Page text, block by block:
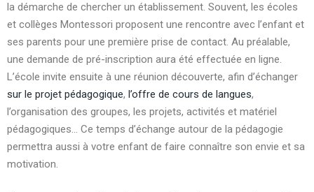
la démarche de chercher un établissement. Souvent, les écoles
et collèges Montessori proposent une rencontre avec l’enfant et
ses parents pour une première prise de contact. Au préalable,
une demande de pré-inscription aura été effectuée en ligne.
L’école invite ensuite à une réunion découverte, afin d’échanger
sur le projet pédagogique, l’offre de cours de langues,
l’organisation des groupes, les projets, activités et matériel
pédagogiques… Ce temps d’échange autour de la pédagogie
permettra aussi à votre enfant de faire connaître son envie et sa
motivation.